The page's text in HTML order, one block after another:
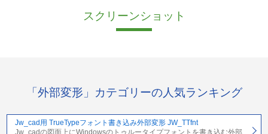
スクリーンショット
「外部変形」カテゴリーの人気ランキング
Jw_cad用 TrueTypeフォント書き込み外部変形 JW_TTfnt
Jw_cadの図面上にWindowsのトゥルータイプフォントを書き込む外部